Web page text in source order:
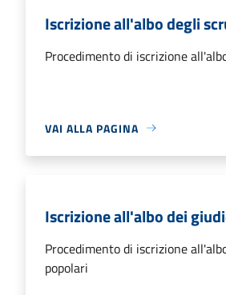
Iscrizione all'albo degli
Procedimento di iscrizione
VAI ALLA PAGINA
Iscrizione all'albo dei
Procedimento di iscrizione
popolari